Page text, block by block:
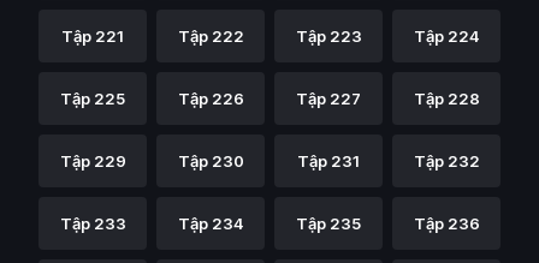
Tập 221 Tập 222 Tập 223 Tập 224
Tập 225 Tập 226 Tập 227 Tập 228
Tập 229 Tập 230 Tập 231 Tập 232
Tập 233 Tập 234 Tập 235 Tập 236